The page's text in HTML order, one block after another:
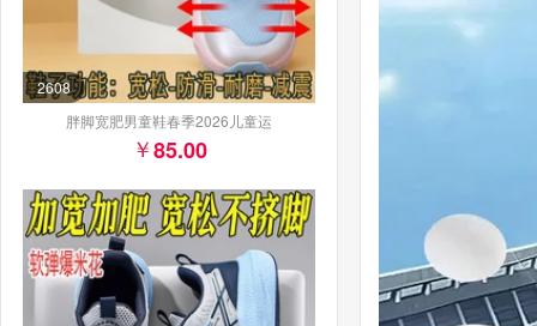
2608
胖脚宽肥男童鞋春季2026儿童运
85.00